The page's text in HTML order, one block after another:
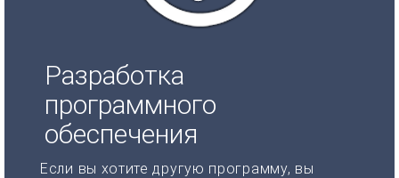
Разработка
программного
обеспечения
Если вы хотите другую программу, вы